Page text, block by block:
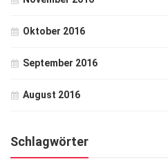
Oktober 2016
September 2016
August 2016
Schlagwörter